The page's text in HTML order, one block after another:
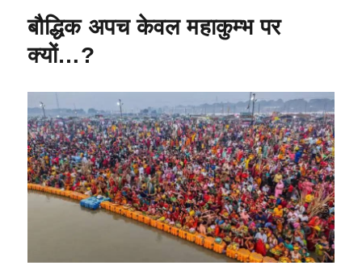
o
k
p
बौद्धिक अपच केवल महाकुम्भ पर
क्यों…?